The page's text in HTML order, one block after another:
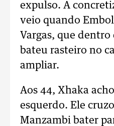
expulso. A
veio quando
Vargas, que dentro
bateu rasteiro no
ampliar.
Aos 44, Xhaka
esquerdo. Ele
Manzambi bater